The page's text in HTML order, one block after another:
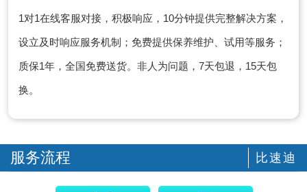
1对1在线客服对接，积极响应，10分钟提供完整解决方案，
设立及时响应服务机制；免费提供保养维护、试用等服务；
质保1年，全国免费送货。非人为问题，7天包退，15天包
换。
服务流程 比速迪